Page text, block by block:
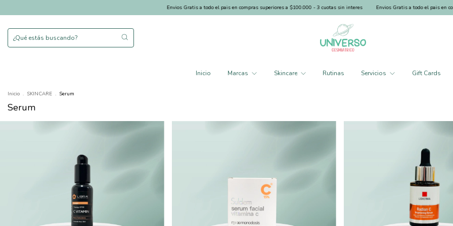
Envios Gratis a todo el pais en compras superiores a $100.000 - 3 cuotas sin interes Envios Gratis a todo el pais en compras
Inicio Marcas Skincare Rutinas Servicios Gift Cards
Inicio . SKINCARE . Serum
Serum